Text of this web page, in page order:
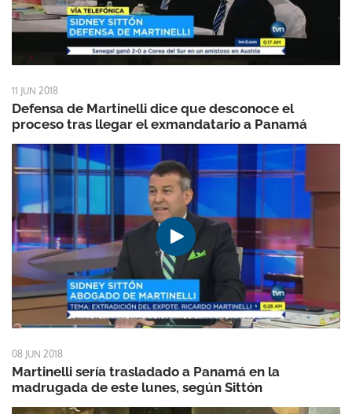
11 JUN 2018
Defensa de Martinelli dice que desconoce el
proceso tras llegar el exmandatario a Panamá
08 JUN 2018
Martinelli sería trasladado a Panamá en la
madrugada de este lunes, según Sittón